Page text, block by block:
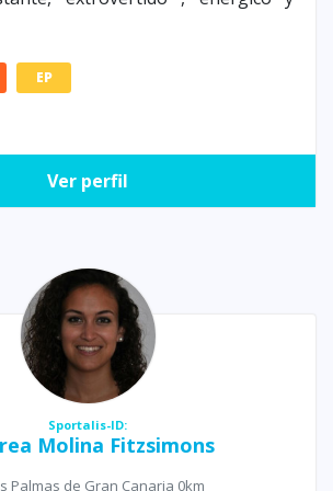
EP
Ver perfil
Sportalis-ID:
Molina Fitzsimons
Palmas de Gran Canaria 0km